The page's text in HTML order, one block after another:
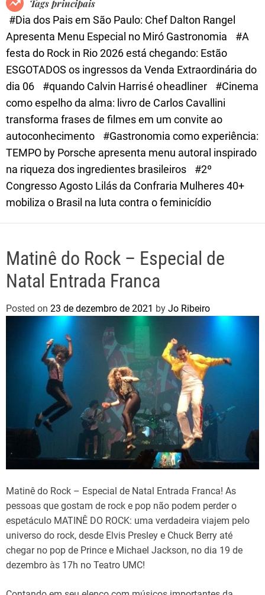
e
Tags principais
#Dia dos Pais em São Paulo: Chef Dalton Rangel
Apresenta Menu Especial no Miró Gastronomia
#A
festa do Rock in Rio 2026 está chegando: Estão
ESGOTADOS os ingressos da Venda Extraordinária do
dia 06
#quando Calvin Harris é o headliner
#Cinema
como espelho da alma: livro de Carlos Cavallini
transforma frases de filmes em um convite ao
autoconhecimento
#Gastronomia como experiência:
TEMPO by Porsche apresenta menu autoral inspirado
na riqueza dos ingredientes brasileiros
#2º
Congresso Agosto Lilás da Confraria Mulheres 40+
mobiliza o Brasil na luta contra o feminicídio
Matinê do Rock – Especial de
Natal Entrada Franca
Posted on 23 de dezembro de 2021 by Jo Ribeiro
Matinê do Rock – Especial de Natal Entrada Franca! As
pessoas que gostam de rock e pop não podem perder o
espetáculo MATINÊ DO ROCK: uma verdadeira viajem pelo
universo do rock, desde Elvis Presley e Chuck Berry até
chegar no pop de Prince e Michael Jackson, no dia 19 de
dezembro às 17h no Teatro UMC!